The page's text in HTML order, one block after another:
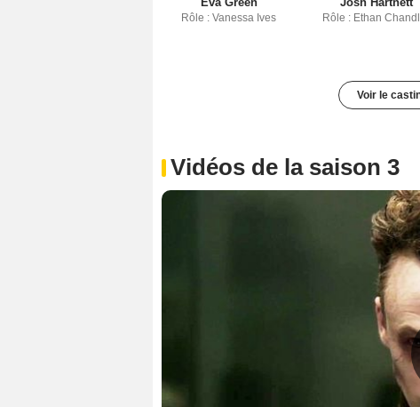
Rôle : Vanessa Ives Rôle : Ethan
Voir le
Vidéos de la saison 3